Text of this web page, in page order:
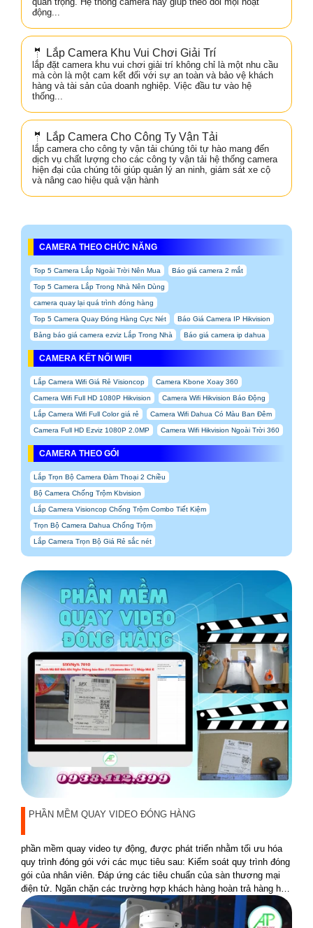
động...
🤵 Lắp Camera Khu Vui Chơi Giải Trí
lắp đặt camera khu vui chơi giải trí không chỉ là một nhu cầu
mà còn là một cam kết đối với sự an toàn và bảo vệ khách
hàng và tài sản của doanh nghiệp. Việc đầu tư vào hệ
thống...
🤵 Lắp Camera Cho Công Ty Vận Tải
lắp camera cho công ty vận tải chúng tôi tự hào mang đến
dịch vụ chất lượng cho các công ty vận tải hệ thống camera
hiện đại của chúng tôi giúp quản lý an ninh, giám sát xe cộ
và nâng cao hiệu quả vận hành
CAMERA THEO CHỨC NĂNG
Top 5 Camera Lắp Ngoài Trời Nên Mua Báo giá camera 2 mắt
Top 5 Camera Lắp Trong Nhà Nên Dùng
camera quay lại quá trình đóng hàng
Top 5 Camera Quay Đóng Hàng Cực Nét Báo Giá Camera IP Hikvision
Bảng báo giá camera ezviz Lắp Trong Nhà Báo giá camera ip dahua
CAMERA KẾT NỐI WIFI
Lắp Camera Wifi Giá Rẻ Visioncop Camera Kbone Xoay 360
Camera Wifi Full HD 1080P Hikvision Camera Wifi Hikvision Báo Động
Lắp Camera Wifi Full Color giá rẻ Camera Wifi Dahua Có Màu Ban Đêm
Camera Full HD Ezviz 1080P 2.0MP Camera Wifi Hikvision Ngoài Trời 360
CAMERA THEO GÓI
Lắp Trọn Bộ Camera Đàm Thoại 2 Chiều
Bộ Camera Chống Trộm Kbvision
Lắp Camera Visioncop Chống Trộm Combo Tiết Kiệm
Trọn Bộ Camera Dahua Chống Trộm
Lắp Camera Trọn Bộ Giá Rẻ sắc nét
PHẦN MỀM QUAY VIDEO ĐÓNG HÀNG
phần mềm quay video tự động, được phát triển nhằm tối ưu hóa
quy trình đóng gói với các mục tiêu sau: Kiểm soát quy trình đóng
gói của nhân viên. Đáp ứng các tiêu chuẩn của sàn thương mại
điện tử. Ngăn chặn các trường hợp khách hàng hoàn trả hàng hóa
không đúng sản phẩm